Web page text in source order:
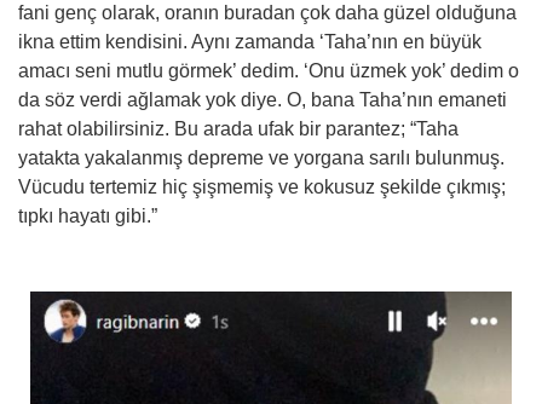
fani genç olarak, oranın buradan çok daha güzel olduğuna
ikna ettim kendisini. Aynı zamanda ‘Taha’nın en büyük
amacı seni mutlu görmek’ dedim. ‘Onu üzmek yok’ dedim o
da söz verdi ağlamak yok diye. O, bana Taha’nın emaneti
rahat olabilirsiniz. Bu arada ufak bir parantez; “Taha
yatakta yakalanmış depreme ve yorgana sarılı bulunmuş.
Vücudu tertemiz hiç şişmemiş ve kokusuz şekilde çıkmış;
tıpkı hayatı gibi.”